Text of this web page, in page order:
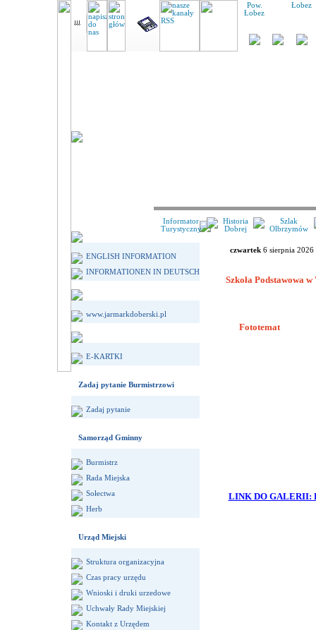
Pow.
Łobez
Łobez
Informator
Turystyczny
Historia
Dobrej
Szlak
Olbrzymów
ENGLISH INFORMATION
INFORMATIONEN IN DEUTSCH
www.jarmarkdoberski.pl
E-KARTKI
Zadaj pytanie Burmistrzowi
Zadaj pytanie
Samorząd Gminny
Burmistrz
Rada Miejska
Sołectwa
Herb
Urząd Miejski
Struktura organizacyjna
Czas pracy urzędu
Wnioski i druki urzedowe
Uchwały Rady Miejskiej
Kontakt z Urzędem
czwartek 6 sierpnia 2026
Szkoła Podstawowa
Fototemat
LINK DO GALERII: